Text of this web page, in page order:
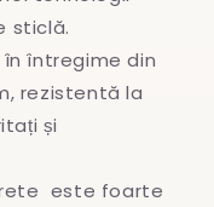
sticlă.
în întregimedin
rezistentă la
și
este foarte